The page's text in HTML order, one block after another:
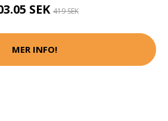
SEK 419 SEK
MER INFO!